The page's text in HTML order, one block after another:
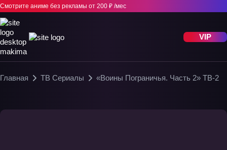
Смотрите аниме без рекламы от 200 ₽ /мес
VIP
Главная ТВ Сериалы «Воины Пограничья. Часть 2» ТВ-2